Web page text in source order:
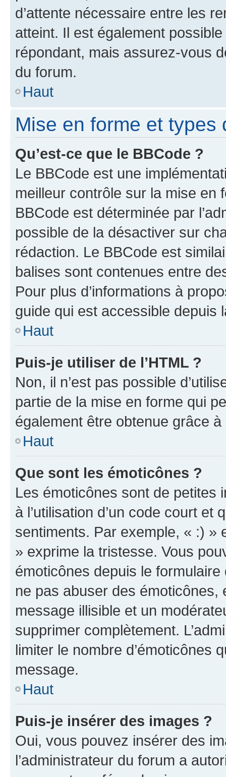
d’attente nécessaire entre les
atteint. Il est également
répondant, mais assurez-vous
du forum.
Haut
Mise en forme et types
Qu’est-ce que le BBCode ?
Le BBCode est une
meilleur contrôle sur la mise en
BBCode est déterminée par
possible de la désactiver sur
rédaction. Le BBCode est
balises sont contenues entre
Pour plus d’informations à
guide qui est accessible depuis
Haut
Puis-je utiliser de l’HTML ?
Non, il n’est pas possible
partie de la mise en forme qui
également être obtenue grâce à
Haut
Que sont les émoticônes ?
Les émoticônes sont de petites
à l’utilisation d’un code court et
sentiments. Par exemple, « :) »
» exprime la tristesse. Vous
émoticônes depuis le
ne pas abuser des
message illisible et un
supprimer complètement.
limiter le nombre d’émoticônes
message.
Haut
Puis-je insérer des images ?
Oui, vous pouvez insérer des
l’administrateur du forum a